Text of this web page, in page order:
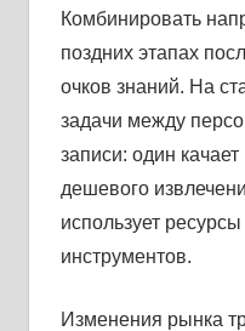
Комбинировать
поздних этапах
очков знаний. На
задачи между
записи: один
дешевого
использует
инструментов.
Изменения рынка